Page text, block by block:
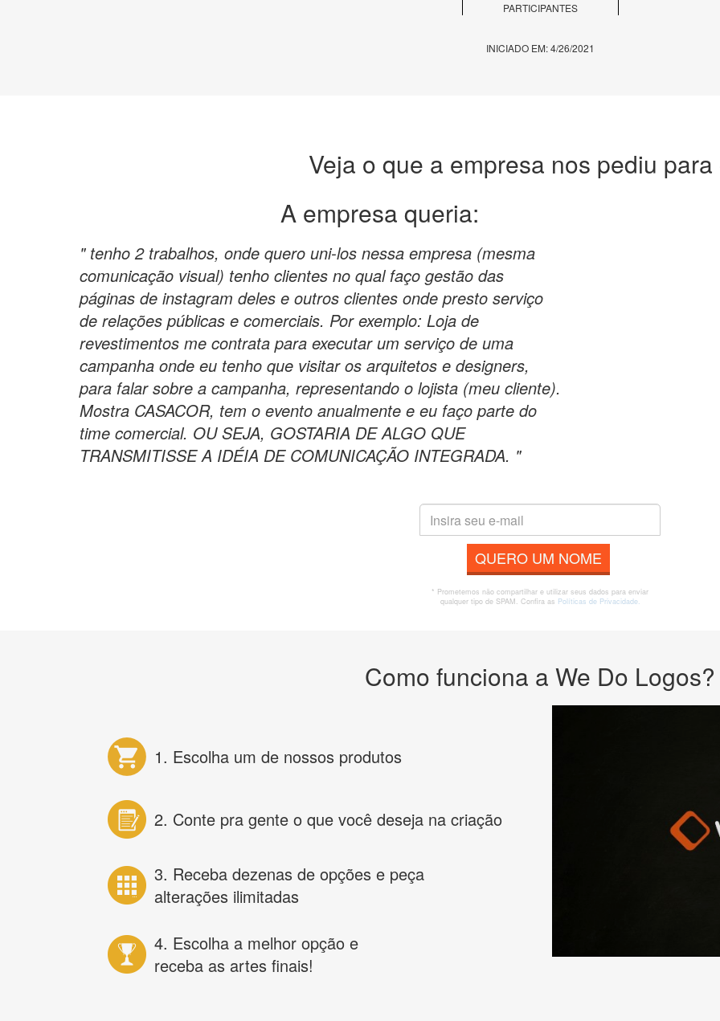
PARTICIPANTES
INICIADO EM: 4/26/2021
Veja o que a empresa nos pediu para
A empresa queria:
" tenho 2 trabalhos, onde quero uni-los nessa empresa (mesma
comunicação visual) tenho clientes no qual faço gestão das
páginas de instagram deles e outros clientes onde presto serviço
de relações públicas e comerciais. Por exemplo: Loja de
revestimentos me contrata para executar um serviço de uma
campanha onde eu tenho que visitar os arquitetos e designers,
para falar sobre a campanha, representando o lojista (meu cliente).
Mostra CASACOR, tem o evento anualmente e eu faço parte do
time comercial. OU SEJA, GOSTARIA DE ALGO QUE
TRANSMITISSE A IDÉIA DE COMUNICAÇÃO INTEGRADA. "
QUERO UM NOME
* Prometemos não compartilhar e utilizar seus dados para enviar
qualquer tipo de SPAM. Confira as Políticas de Privacidade.
Como funciona a We Do Logos?
1. Escolha um de nossos produtos
2. Conte pra gente o que você deseja na criação
3. Receba dezenas de opções e peça
alterações ilimitadas
4. Escolha a melhor opção e
receba as artes finais!